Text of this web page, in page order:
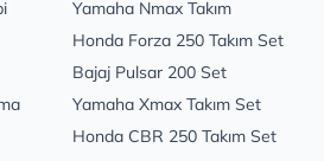
Yamaha Nmax Takım
Honda Forza 250 Takım Set
Bajaj Pulsar 200 Set
Yamaha Xmax Takım Set
Honda CBR 250 Takım Set